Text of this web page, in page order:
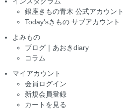
銀座きもの青木 公式アカウント
Today'sきもの サブアカウント
よみもの
ブログ｜あおきdiary
コラム
マイアカウント
会員ログイン
新規会員登録
カートを見る